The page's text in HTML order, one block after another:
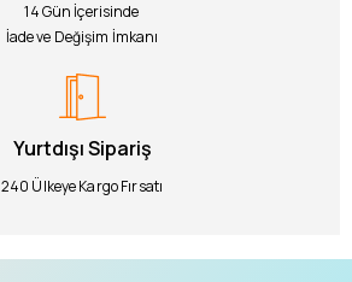
14 Gün İçerisinde
İade ve Değişim İmkanı
Yurtdışı Sipariş
240 Ülkeye Kargo Fırsatı